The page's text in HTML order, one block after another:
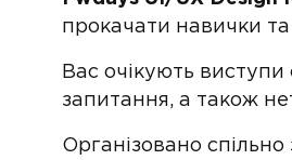
прокачати навички
Вас очікують
запитання, а також
Організовано